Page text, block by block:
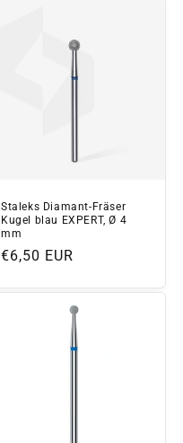
Staleks Diamant-Fräser
Kugel blau EXPERT, Ø 4
mm
Normaler
€6,50 EUR